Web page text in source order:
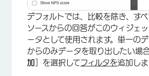
デフォルトでは、比較を除き、す
ソースからの回答がこのウィジェ
ータとして使用されます。単一のデ
からのみデータを取り出したい場合
加
］を選択してフィルタを追加しま